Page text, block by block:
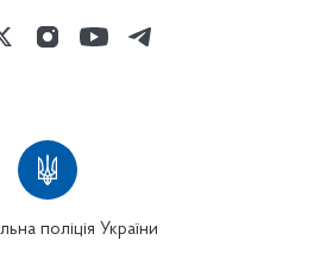
поліція України